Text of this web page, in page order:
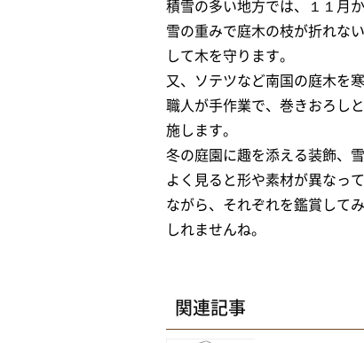
積雪の多い地方では、１１月
雪の重みで庭木の枝が折れな
して木を守ります。
又、ソテツなど南国の庭木を
職人が手作業で、巻きおろし
施します。
冬の庭園に趣を添える装飾、
よく見ると形や素材が異なっ
ながら、それぞれを鑑賞して
しれませんね。
関連記事